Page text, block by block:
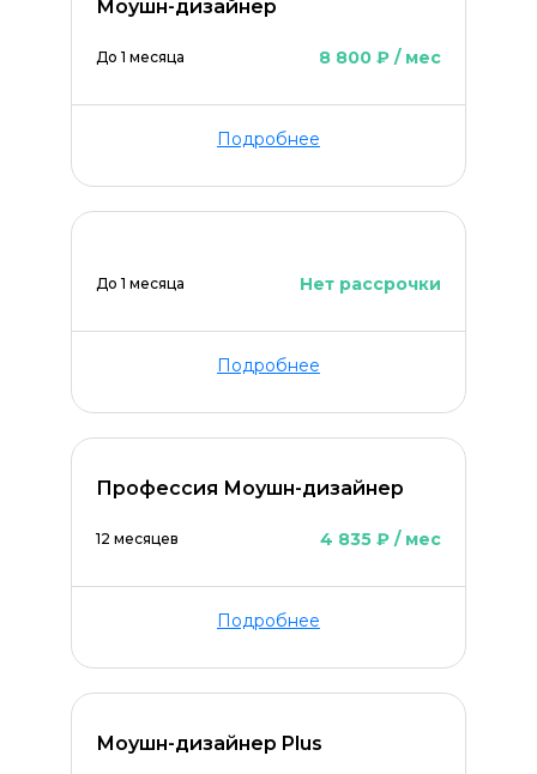
Моушн-дизайнер
До 1 месяца 8 800 ₽ / мес
Подробнее
До 1 месяца Нет рассрочки
Подробнее
Профессия Моушн-дизайнер
12 месяцев 4 835 ₽ / мес
Подробнее
Моушн-дизайнер Plus
Оставить комментарий
ОСТАВИТЬ КОММЕНТАРИЙ